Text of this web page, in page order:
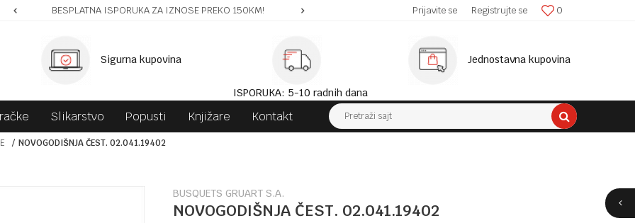
BESPLATNA ISPORUKA ZA IZNOSE PREKO 150KM! SIGURNA ISPORUKA! 0
Prijavite se Registrujte se
Sigurna kupovina
ISPORUKA: 5-10 radnih dana
Jednostavna kupovina
Slikarstvo Popusti Knjižare Kontakt Pretraži sajt
NOVOGODIŠNJA ČEST. 02.041.19402
BUSQUETS GRUART S.A.
NOVOGODIŠNJA ČEST. 02.041.19402